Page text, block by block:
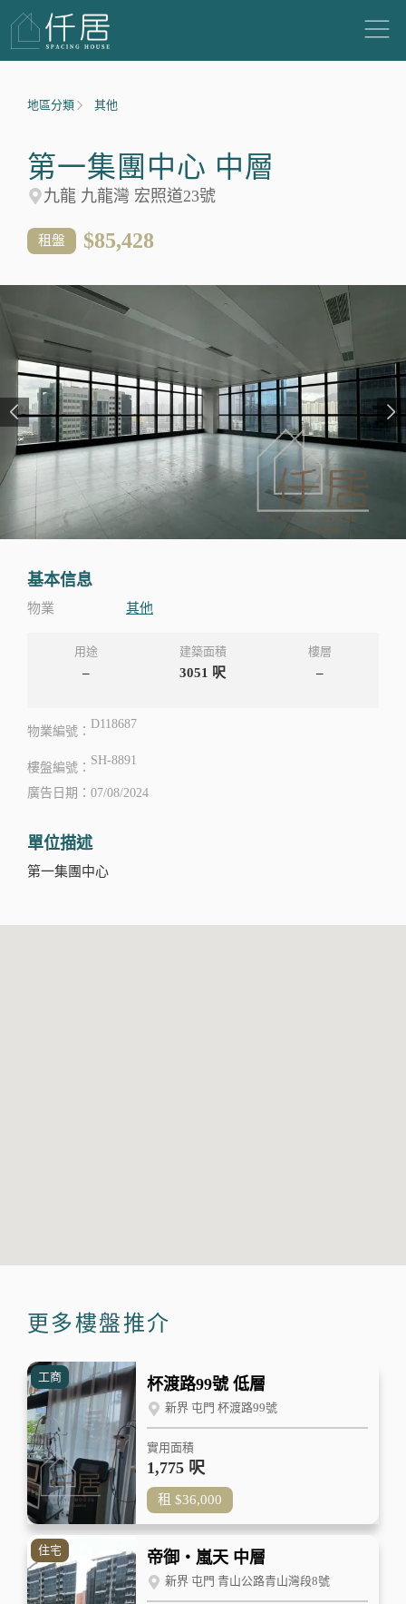
地區分類 其他
第一集團中心 中層
九龍 九龍灣 宏照道23號
租盤 $85,428
基本信息
物業 其他
用途
–
建築面積
3051 呎
樓層
–
物業編號：
D118687
樓盤編號：
SH-8891
廣告日期：07/08/2024
單位描述
第一集團中心
更多樓盤推介
工商 杯渡路99號 低層
新界 屯門 杯渡路99號
實用面積
1,775 呎
租 $36,000
住宅 帝御‧嵐天 中層
新界 屯門 青山公路青山灣段8號